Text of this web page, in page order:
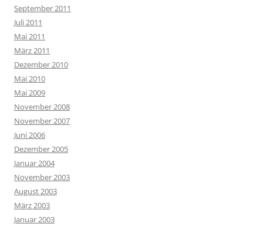
September 2011
Juli 2011
Mai 2011
März 2011
Dezember 2010
Mai 2010
Mai 2009
November 2008
November 2007
Juni 2006
Dezember 2005
Januar 2004
November 2003
August 2003
März 2003
Januar 2003